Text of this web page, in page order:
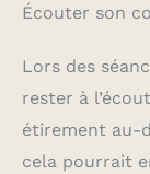
Écouter son
Lors des
rester à
étirement au-
cela pourrait